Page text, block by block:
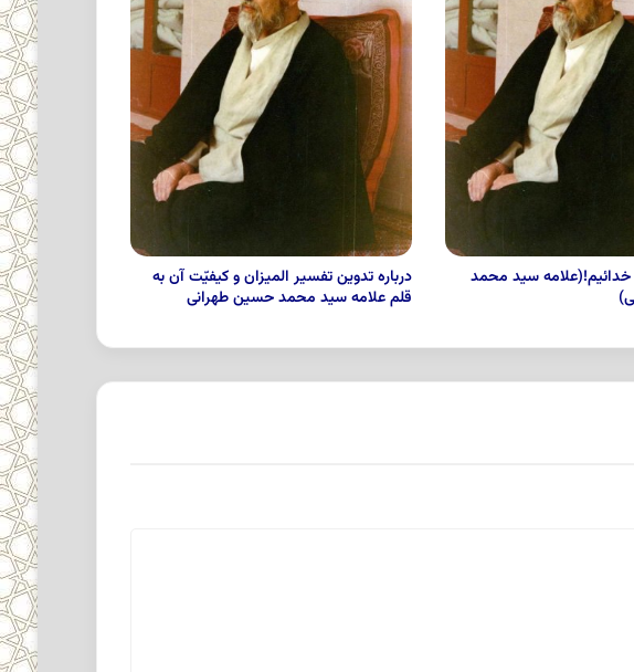
خدائیم!(علامه سید محمد
درباره تدوین تفسیر المیزان و کیفیّت آن به
قلم علامه سید محمد حسین طهرانی